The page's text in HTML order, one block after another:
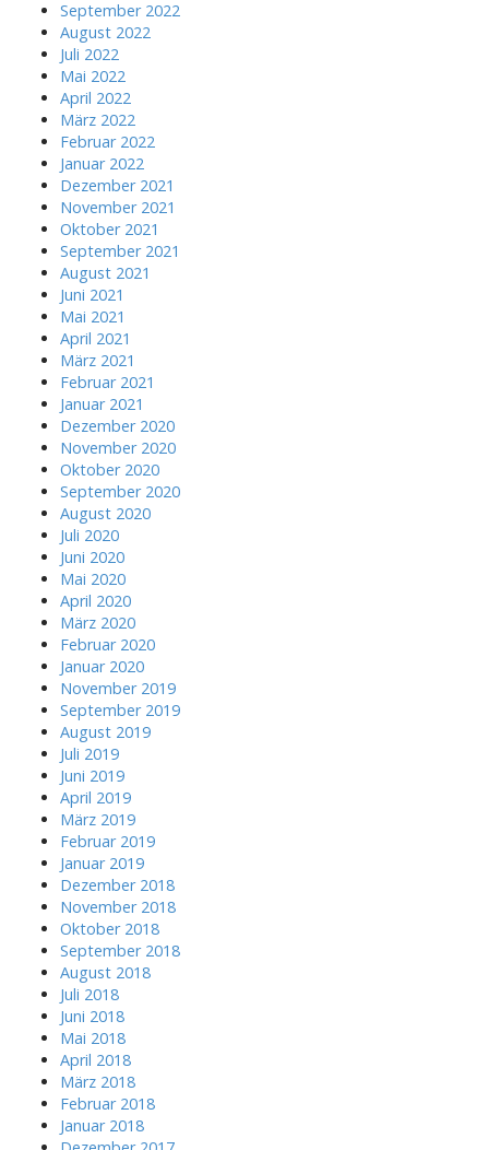
September 2022
August 2022
Juli 2022
Mai 2022
April 2022
März 2022
Februar 2022
Januar 2022
Dezember 2021
November 2021
Oktober 2021
September 2021
August 2021
Juni 2021
Mai 2021
April 2021
März 2021
Februar 2021
Januar 2021
Dezember 2020
November 2020
Oktober 2020
September 2020
August 2020
Juli 2020
Juni 2020
Mai 2020
April 2020
März 2020
Februar 2020
Januar 2020
November 2019
September 2019
August 2019
Juli 2019
Juni 2019
April 2019
März 2019
Februar 2019
Januar 2019
Dezember 2018
November 2018
Oktober 2018
September 2018
August 2018
Juli 2018
Juni 2018
Mai 2018
April 2018
März 2018
Februar 2018
Januar 2018